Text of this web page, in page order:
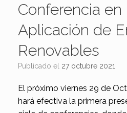
Conferencia en
Aplicación de
Renovables
Publicado el 27 octubre 2021
El próximo viernes 29 de
hará efectiva la primera